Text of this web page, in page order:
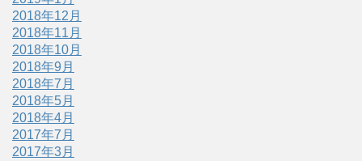
2018年12月
2018年11月
2018年10月
2018年9月
2018年7月
2018年5月
2018年4月
2017年7月
2017年3月